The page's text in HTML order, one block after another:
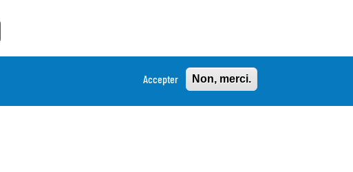
Accepter Non, merci.